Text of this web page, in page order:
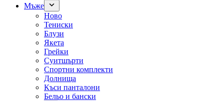
Мъже
Ново
Тениски
Блузи
Якета
Грейки
Суитшърти
Спортни комплекти
Долнища
Къси панталони
Бельо и бански